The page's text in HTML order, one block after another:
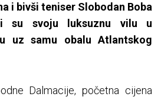
i bivši teniser Slobodan Boba
su svoju luksuznu vilu u
uz samu obalu Atlantskog
Dalmacije, početna cijena